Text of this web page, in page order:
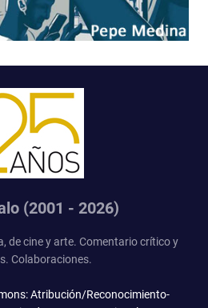
(2001 - 2026)
de cine y arte. Comentario crítico y
Colaboraciones.
Atribución/Reconocimiento-